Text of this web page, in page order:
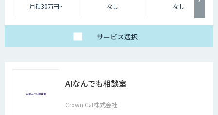
月額30万円~ なし なし
サービス選択
AIなんでも相談室
Crown Cat株式会社